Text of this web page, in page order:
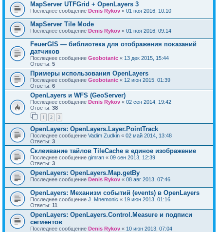
MapServer UTFGrid + OpenLayers 3
Последнее сообщение Denis Rykov « 01 ноя 2016, 10:10
MapServer Tile Mode
Последнее сообщение Denis Rykov « 01 ноя 2016, 09:14
FeuerGIS — библиотека для отображения показаний
датчиков
Последнее сообщение Geobotanic « 13 дек 2015, 15:44
Ответы: 5
Примеры использования OpenLayers
Последнее сообщение Geobotanic « 12 июн 2015, 01:39
Ответы: 6
OpenLayers и WFS (GeoServer)
Последнее сообщение Denis Rykov « 02 сен 2014, 19:42
Ответы: 38
1 2 3
OpenLayers: OpenLayers.Layer.PointTrack
Последнее сообщение Vadim Zudkin « 02 май 2014, 13:48
Ответы: 3
Склеивание тайлов TileCache в единое изображение
Последнее сообщение gimran « 09 сен 2013, 12:39
Ответы: 3
OpenLayers: OpenLayers.Map.getBy
Последнее сообщение Denis Rykov « 08 авг 2013, 07:46
OpenLayers: Механизм событий (events) в OpenLayers
Последнее сообщение J_Mnemonic « 19 июн 2013, 01:16
Ответы: 11
OpenLayers: OpenLayers.Control.Measure и подписи
сегментов
Последнее сообщение Denis Rykov « 10 июн 2013, 07:04